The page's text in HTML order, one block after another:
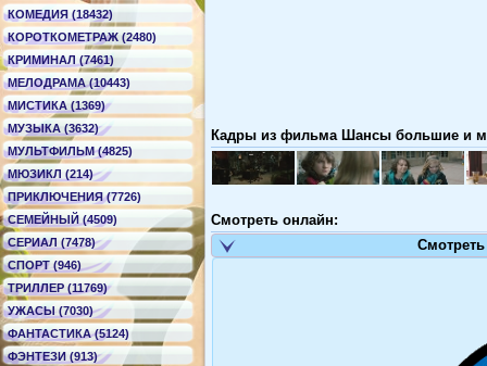
КОМЕДИЯ (18432)
КОРОТКОМЕТРАЖ (2480)
КРИМИНАЛ (7461)
МЕЛОДРАМА (10443)
МИСТИКА (1369)
МУЗЫКА (3632)
МУЛЬТФИЛЬМ (4825)
МЮЗИКЛ (214)
ПРИКЛЮЧЕНИЯ (7726)
СЕМЕЙНЫЙ (4509)
СЕРИАЛ (7478)
СПОРТ (946)
ТРИЛЛЕР (11769)
УЖАСЫ (7030)
ФАНТАСТИКА (5124)
ФЭНТЕЗИ (913)
Кадры из фильма Шансы большие и
Смотреть онлайн: